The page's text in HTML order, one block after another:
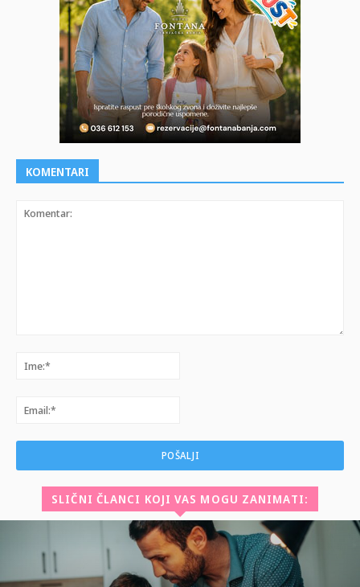
KOMENTARI
SLIČNI ČLANCI KOJI VAS MOGU ZANIMATI: